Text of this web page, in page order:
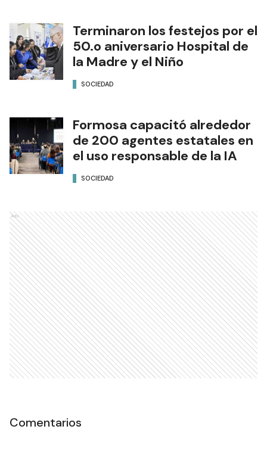
Terminaron los festejos por el
50.o aniversario Hospital de
la Madre y el Niño
SOCIEDAD
Formosa capacitó alrededor
de 200 agentes estatales en
el uso responsable de la IA
SOCIEDAD
Ads
Comentarios